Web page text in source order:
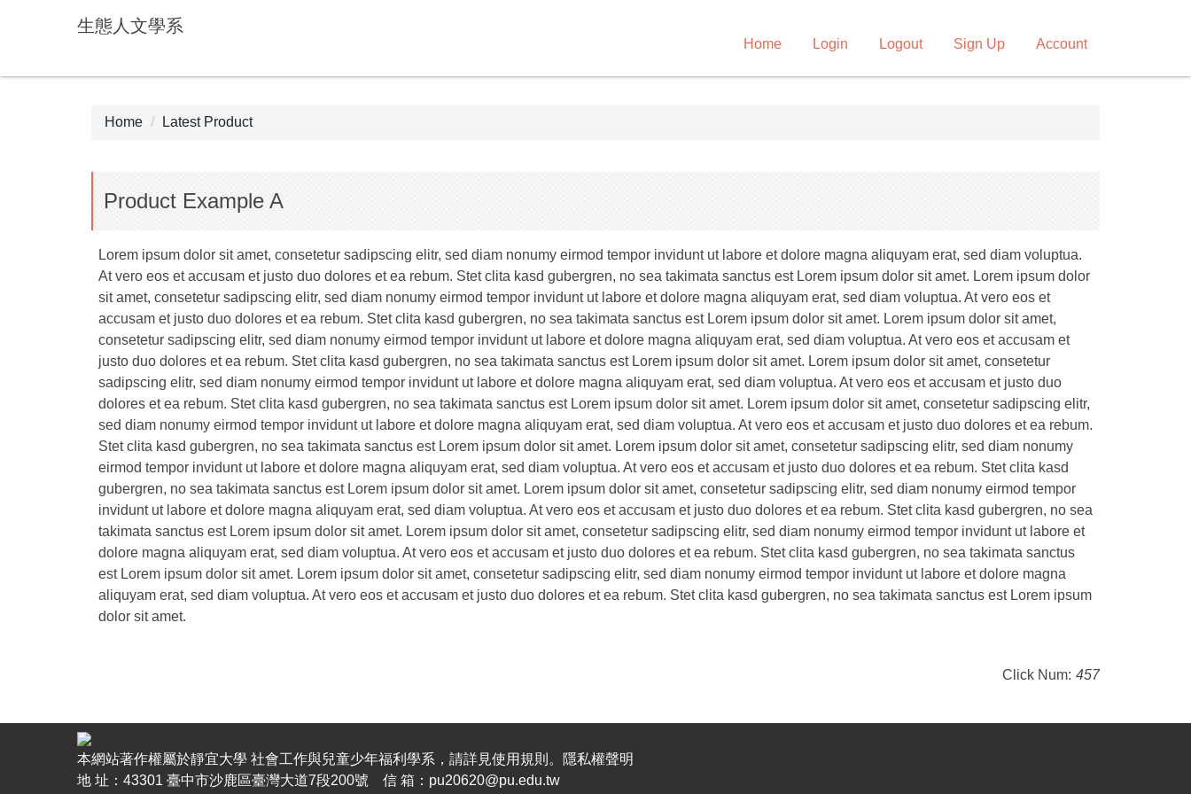
main
生態人文學系
Home Login Logout Sign Up Account
Home Latest Product
Product Example A
Lorem ipsum dolor sit amet, consetetur sadipscing elitr, sed diam nonumy eirmod tempor invidunt ut labore et dolore magna aliquyam erat, sed diam voluptua.
At vero eos et accusam et justo duo dolores et ea rebum. Stet clita kasd gubergren, no sea takimata sanctus est Lorem ipsum dolor sit amet. Lorem ipsum dolor
sit amet, consetetur sadipscing elitr, sed diam nonumy eirmod tempor invidunt ut labore et dolore magna aliquyam erat, sed diam voluptua. At vero eos et
accusam et justo duo dolores et ea rebum. Stet clita kasd gubergren, no sea takimata sanctus est Lorem ipsum dolor sit amet. Lorem ipsum dolor sit amet,
consetetur sadipscing elitr, sed diam nonumy eirmod tempor invidunt ut labore et dolore magna aliquyam erat, sed diam voluptua. At vero eos et accusam et
justo duo dolores et ea rebum. Stet clita kasd gubergren, no sea takimata sanctus est Lorem ipsum dolor sit amet. Lorem ipsum dolor sit amet, consetetur
sadipscing elitr, sed diam nonumy eirmod tempor invidunt ut labore et dolore magna aliquyam erat, sed diam voluptua. At vero eos et accusam et justo duo
dolores et ea rebum. Stet clita kasd gubergren, no sea takimata sanctus est Lorem ipsum dolor sit amet. Lorem ipsum dolor sit amet, consetetur sadipscing elitr,
sed diam nonumy eirmod tempor invidunt ut labore et dolore magna aliquyam erat, sed diam voluptua. At vero eos et accusam et justo duo dolores et ea rebum.
Stet clita kasd gubergren, no sea takimata sanctus est Lorem ipsum dolor sit amet. Lorem ipsum dolor sit amet, consetetur sadipscing elitr, sed diam nonumy
eirmod tempor invidunt ut labore et dolore magna aliquyam erat, sed diam voluptua. At vero eos et accusam et justo duo dolores et ea rebum. Stet clita kasd
gubergren, no sea takimata sanctus est Lorem ipsum dolor sit amet. Lorem ipsum dolor sit amet, consetetur sadipscing elitr, sed diam nonumy eirmod tempor
invidunt ut labore et dolore magna aliquyam erat, sed diam voluptua. At vero eos et accusam et justo duo dolores et ea rebum. Stet clita kasd gubergren, no sea
takimata sanctus est Lorem ipsum dolor sit amet. Lorem ipsum dolor sit amet, consetetur sadipscing elitr, sed diam nonumy eirmod tempor invidunt ut labore et
dolore magna aliquyam erat, sed diam voluptua. At vero eos et accusam et justo duo dolores et ea rebum. Stet clita kasd gubergren, no sea takimata sanctus
est Lorem ipsum dolor sit amet. Lorem ipsum dolor sit amet, consetetur sadipscing elitr, sed diam nonumy eirmod tempor invidunt ut labore et dolore magna
aliquyam erat, sed diam voluptua. At vero eos et accusam et justo duo dolores et ea rebum. Stet clita kasd gubergren, no sea takimata sanctus est Lorem ipsum
dolor sit amet.
Click Num: 457
本網站著作權屬於靜宜大學 社會工作與兒童少年福利學系，請詳見使用規則。隱私權聲明
地 址：43301 臺中市沙鹿區臺灣大道7段200號 信 箱：pu20620@pu.edu.tw